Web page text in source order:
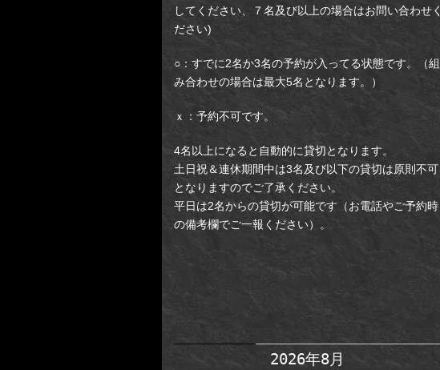
してください、７名及び以上の場合はお問い合わせく
ださい)
○：すでに2名か3名の予約が入ってる状態です。（組
み合わせの場合は最大5名となります。）
ｘ：予約不可です。
4名以上になると自動的に貸切となります。
土日祝＆連休期間中は3名及び以下の貸切は原則不可
となりますのでご了承ください。
平日は2名からの貸切が可能です（お電話やご予約時
の備考欄でご一報ください）。
【新予約システム】新宿店(集合
ビルB2)／ダンジョンからの脱出
2026年8月